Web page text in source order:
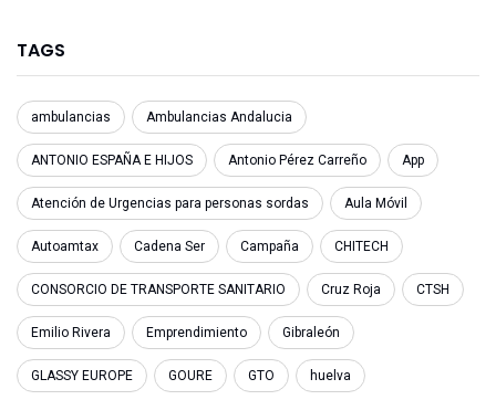
TAGS
ambulancias Ambulancias Andalucia
ANTONIO ESPAÑA E HIJOS Antonio Pérez Carreño App
Atención de Urgencias para personas sordas Aula Móvil
Autoamtax Cadena Ser Campaña CHITECH
CONSORCIO DE TRANSPORTE SANITARIO Cruz Roja CTSH
Emilio Rivera Emprendimiento Gibraleón
GLASSY EUROPE GOURE GTO huelva